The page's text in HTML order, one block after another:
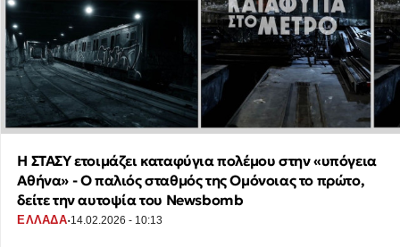
Η ΣΤΑΣΥ ετοιμάζει καταφύγια πολέμου στην «υπόγεια
Αθήνα» - Ο παλιός σταθμός της Ομόνοιας το πρώτο,
δείτε την αυτοψία του Newsbomb
ΕΛΛΑΔΑ·14.02.2026 - 10:13